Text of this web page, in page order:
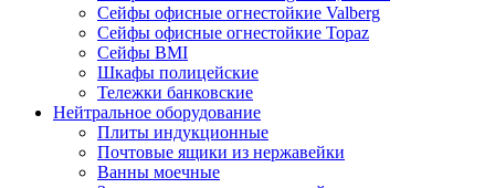
Сейфы офисные огнестойкие Valberg
Сейфы офисные огнестойкие Topaz
Сейфы ВМI
Шкафы полицейские
Тележки банковские
Нейтральное оборудование
Плиты индукционные
Почтовые ящики из нержавейки
Ванны моечные